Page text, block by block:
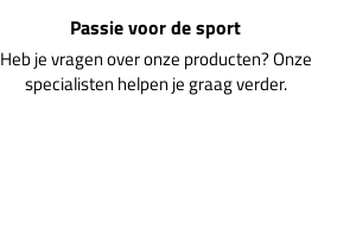
Passie voor de sport
Heb je vragen over onze producten? Onze
specialisten helpen je graag verder.